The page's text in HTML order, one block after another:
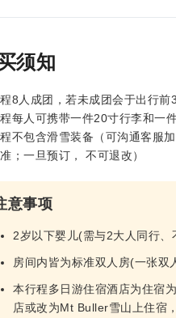
须知
8人成团，若未成团会于出行前
每人可携带一件20寸行李和一
不包含滑雪装备（可沟通客服
；一旦预订， 不可退改）
意事项
2岁以下婴儿(需与2大人同行、
房间内皆为标准双人房(一张双
本行程多日游住宿酒店为住宿
店或改为Mt Buller雪山上住宿